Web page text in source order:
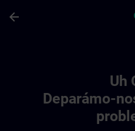
arrow_back
Uh
Deparámo-